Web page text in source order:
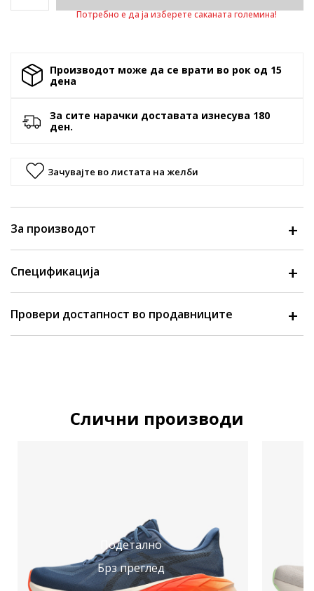
Потребно е да ја изберете саканата големина!
Производот може да се врати во рок од 15
денa
За сите нарачки доставата изнесува 180
ден.
Зачувајте во листата на желби
За производот
Спецификација
Провери достапност во продавниците
Слични производи
Подетално
Брз преглед